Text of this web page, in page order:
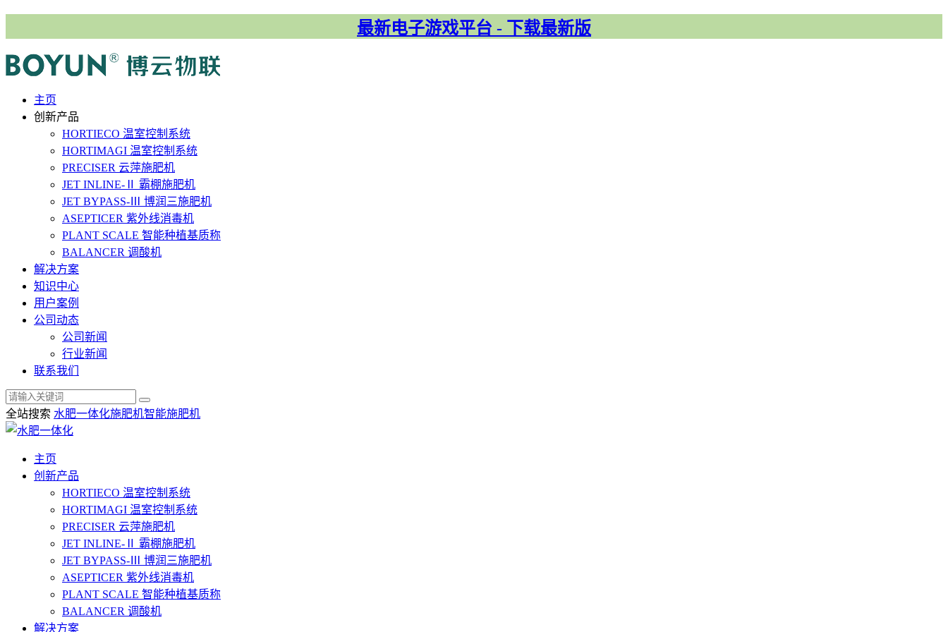
最新电子游戏平台 - 下载最新版
主⻚
创新产品
HORTIECO 温室控制系统
HORTIMAGI 温室控制系统
PRECISER 云萍施肥机
JET INLINE-Ⅱ 霸棚施肥机
JET BYPASS-Ⅲ 博润三施肥机
ASEPTICER 紫外线消毒机
PLANT SCALE 智能种植基质称
BALANCER 调酸机
解决⽅案
知识中心
用户案例
公司动态
公司新闻
行业新闻
联系我们
全站搜索 水肥一体化施肥机智能施肥机
主页
创新产品
HORTIECO 温室控制系统
HORTIMAGI 温室控制系统
PRECISER 云萍施肥机
JET INLINE-Ⅱ 霸棚施肥机
JET BYPASS-Ⅲ 博润三施肥机
ASEPTICER 紫外线消毒机
PLANT SCALE 智能种植基质称
BALANCER 调酸机
解决方案